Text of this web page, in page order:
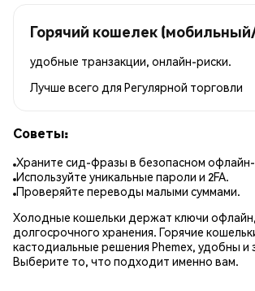
Горячий кошелек
удобные транзакции, онлайн-риски.
Лучше всего для Регулярной торговли
Советы:
Храните сид-фразы в безопасном
Используйте уникальные пароли и 2FA.
Проверяйте переводы малыми суммами.
Холодные кошельки держат ключи
долгосрочного хранения. Горячие
кастодиальные решения Phemex, удобны
Выберите то, что подходит именно вам.